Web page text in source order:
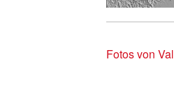
Fotos von